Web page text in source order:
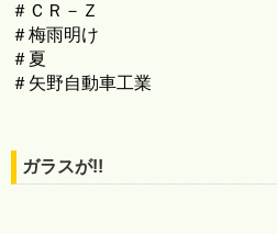
＃ＣＲ－Ｚ
＃梅雨明け
＃夏
＃矢野自動車工業
ガラスが!!